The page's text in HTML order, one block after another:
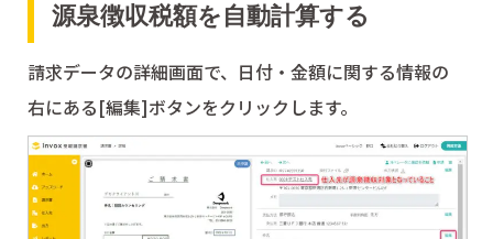
源泉徴収税額を自動計算する
請求データの詳細画面で、日付・金額に関する情報の
右にある[編集]ボタンをクリックします。